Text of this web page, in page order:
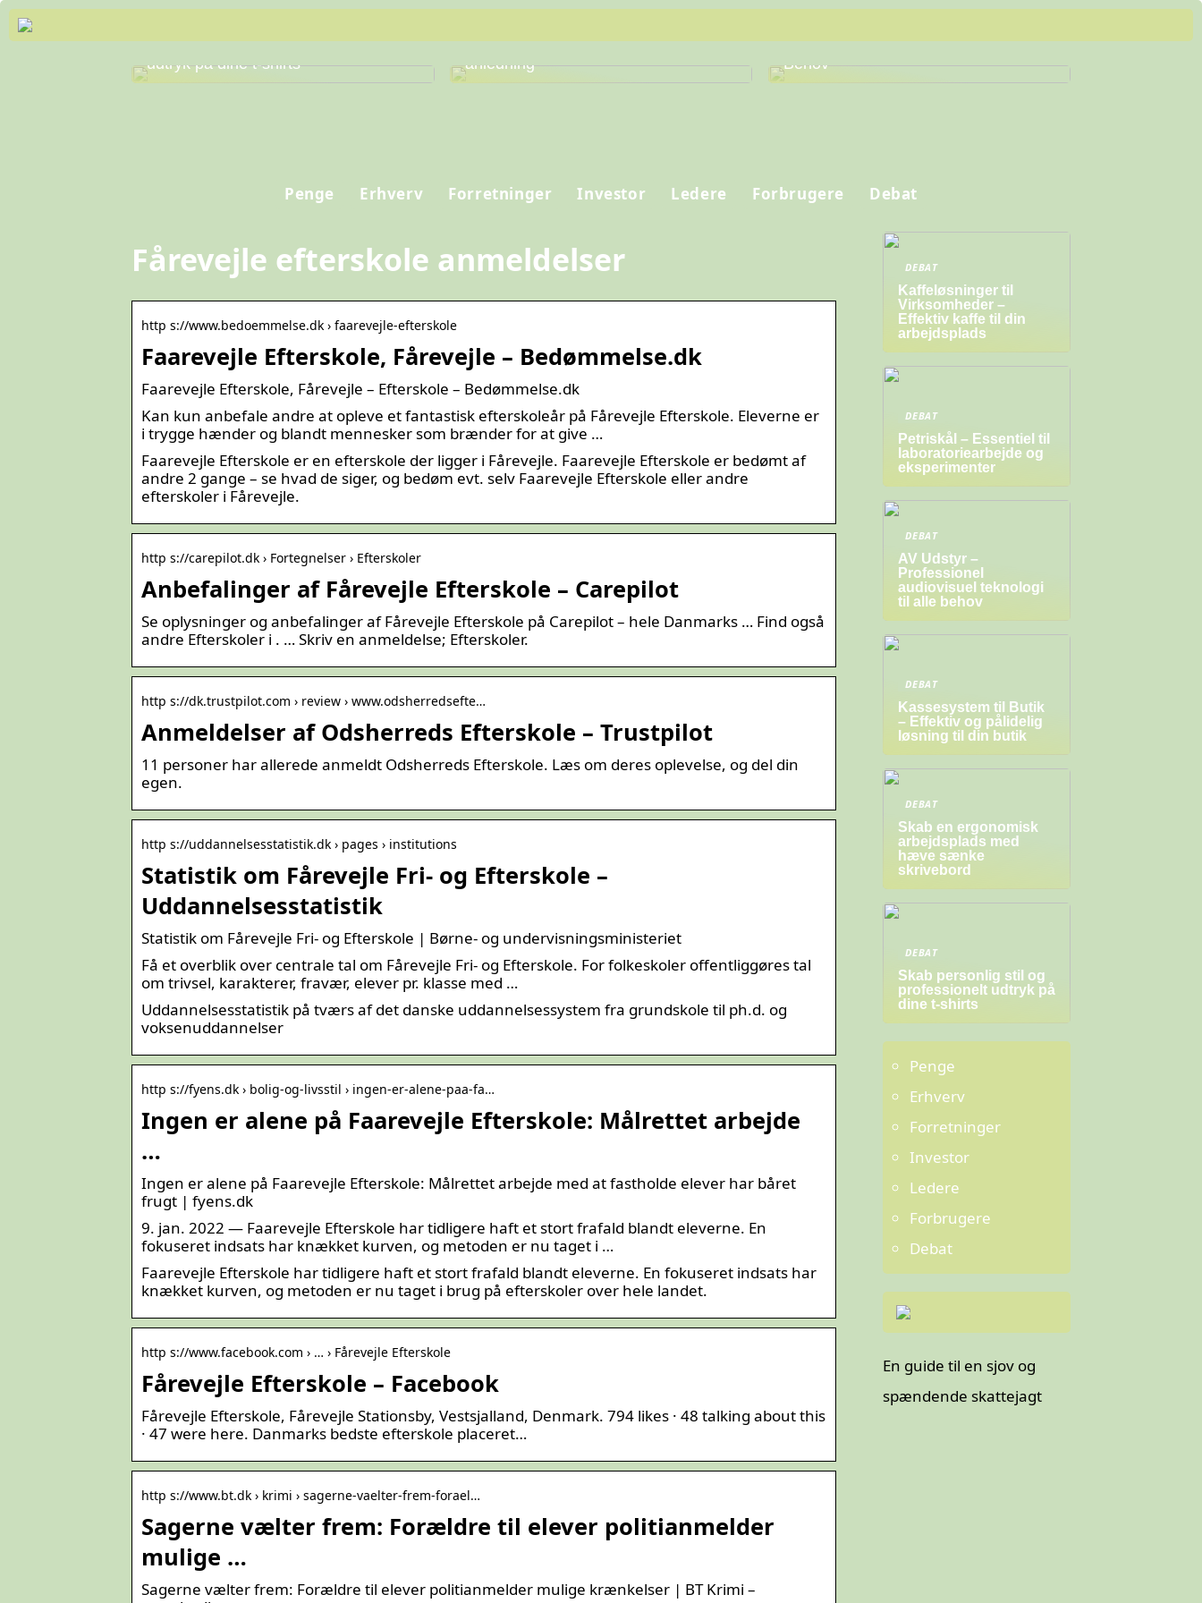
udtryk på dine t-shirts
anledning
Behov
Penge Erhverv Forretninger Investor Ledere Forbrugere Debat
Fårevejle efterskole anmeldelser
http s://www.bedoemmelse.dk › faarevejle-efterskole
Faarevejle Efterskole, Fårevejle – Bedømmelse.dk
Faarevejle Efterskole, Fårevejle – Efterskole – Bedømmelse.dk
Kan kun anbefale andre at opleve et fantastisk efterskoleår på Fårevejle Efterskole. Eleverne er
i trygge hænder og blandt mennesker som brænder for at give …
Faarevejle Efterskole er en efterskole der ligger i Fårevejle. Faarevejle Efterskole er bedømt af
andre 2 gange – se hvad de siger, og bedøm evt. selv Faarevejle Efterskole eller andre
efterskoler i Fårevejle.
http s://carepilot.dk › Fortegnelser › Efterskoler
Anbefalinger af Fårevejle Efterskole – Carepilot
Se oplysninger og anbefalinger af Fårevejle Efterskole på Carepilot – hele Danmarks … Find også
andre Efterskoler i . … Skriv en anmeldelse; Efterskoler.
http s://dk.trustpilot.com › review › www.odsherredsefte…
Anmeldelser af Odsherreds Efterskole – Trustpilot
11 personer har allerede anmeldt Odsherreds Efterskole. Læs om deres oplevelse, og del din
egen.
http s://uddannelsesstatistik.dk › pages › institutions
Statistik om Fårevejle Fri- og Efterskole –
Uddannelsesstatistik
Statistik om Fårevejle Fri- og Efterskole | Børne- og undervisningsministeriet
Få et overblik over centrale tal om Fårevejle Fri- og Efterskole. For folkeskoler offentliggøres tal
om trivsel, karakterer, fravær, elever pr. klasse med …
Uddannelsesstatistik på tværs af det danske uddannelsessystem fra grundskole til ph.d. og
voksenuddannelser
http s://fyens.dk › bolig-og-livsstil › ingen-er-alene-paa-fa…
Ingen er alene på Faarevejle Efterskole: Målrettet arbejde
…
Ingen er alene på Faarevejle Efterskole: Målrettet arbejde med at fastholde elever har båret
frugt | fyens.dk
9. jan. 2022 — Faarevejle Efterskole har tidligere haft et stort frafald blandt eleverne. En
fokuseret indsats har knækket kurven, og metoden er nu taget i …
Faarevejle Efterskole har tidligere haft et stort frafald blandt eleverne. En fokuseret indsats har
knækket kurven, og metoden er nu taget i brug på efterskoler over hele landet.
http s://www.facebook.com › … › Fårevejle Efterskole
Fårevejle Efterskole – Facebook
Fårevejle Efterskole, Fårevejle Stationsby, Vestsjalland, Denmark. 794 likes · 48 talking about this
· 47 were here. Danmarks bedste efterskole placeret…
http s://www.bt.dk › krimi › sagerne-vaelter-frem-forael…
Sagerne vælter frem: Forældre til elever politianmelder
mulige …
Sagerne vælter frem: Forældre til elever politianmelder mulige krænkelser | BT Krimi –
DEBAT
Kaffeløsninger til
Virksomheder –
Effektiv kaffe til din
arbejdsplads
DEBAT
Petriskål – Essentiel til
laboratoriearbejde og
eksperimenter
DEBAT
AV Udstyr –
Professionel
audiovisuel teknologi
til alle behov
DEBAT
Kassesystem til Butik
– Effektiv og pålidelig
løsning til din butik
DEBAT
Skab en ergonomisk
arbejdsplads med
hæve sænke
skrivebord
DEBAT
Skab personlig stil og
professionelt udtryk på
dine t-shirts
Penge
Erhverv
Forretninger
Investor
Ledere
Forbrugere
Debat
En guide til en sjov og
spændende skattejagt